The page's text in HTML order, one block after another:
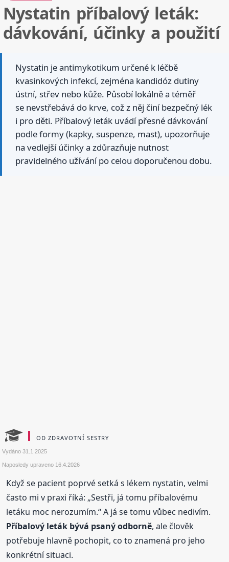
Nystatin příbalový leták:
dávkování, účinky a použití
Nystatin je antimykotikum určené k léčbě
kvasinkových infekcí, zejména kandidóz dutiny
ústní, střev nebo kůže. Působí lokálně a téměř
se nevstřebává do krve, což z něj činí bezpečný lék
i pro děti. Příbalový leták uvádí přesné dávkování
podle formy (kapky, suspenze, mast), upozorňuje
na vedlejší účinky a zdůrazňuje nutnost
pravidelného užívání po celou doporučenou dobu.
OD ZDRAVOTNÍ SESTRY
Vydáno31.1.2025
Naposledy upraveno 16.4.2026
Když se pacient poprvé setká s lékem nystatin, velmi
často mi v praxi říká: „Sestři, já tomu příbalovému
letáku moc nerozumím.“ A já se tomu vůbec nedivím.
Příbalový leták bývá psaný odborně, ale člověk
potřebuje hlavně pochopit, co to znamená pro jeho
konkrétní situaci.